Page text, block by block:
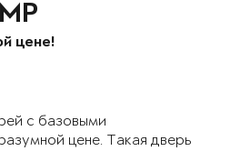
цене!
с базовыми
цене. Такая дверь